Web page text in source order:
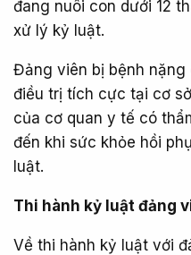
đang nuôi con dưới 12
xử lý kỷ luật.
Đảng viên bị bệnh nặng
điều trị tích cực tại cơ
của cơ quan y tế có
đến khi sức khỏe hồi
luật.
Thi hành kỷ luật đảng
Về thi hành kỷ luật với